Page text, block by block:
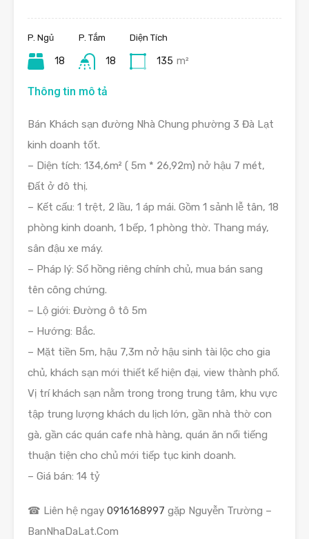
P. Ngủ
18
P. Tắm
18
Diện Tích
135 m²
Thông tin mô tả
Bán Khách sạn đường Nhà Chung phường 3 Đà Lạt
kinh doanh tốt.
– Diện tích: 134,6m² ( 5m * 26,92m) nở hậu 7 mét,
Đất ở đô thị.
– Kết cấu: 1 trệt, 2 lầu, 1 áp mái. Gồm 1 sảnh lễ tân, 18
phòng kinh doanh, 1 bếp, 1 phòng thờ. Thang máy,
sân đậu xe máy.
– Pháp lý: Sổ hồng riêng chính chủ, mua bán sang
tên công chứng.
– Lộ giới: Đường ô tô 5m
– Hướng: Bắc.
– Mặt tiền 5m, hậu 7,3m nở hậu sinh tài lộc cho gia
chủ, khách sạn mới thiết kế hiện đại, view thành phố.
Vị trí khách sạn nằm trong trong trung tâm, khu vực
tập trung lượng khách du lịch lớn, gần nhà thờ con
gà, gần các quán cafe nhà hàng, quán ăn nổi tiếng
thuận tiện cho chủ mới tiếp tục kinh doanh.
– Giá bán: 14 tỷ
☎ Liên hệ ngay 0916168997 gặp Nguyễn Trường –
BanNhaDaLat.Com